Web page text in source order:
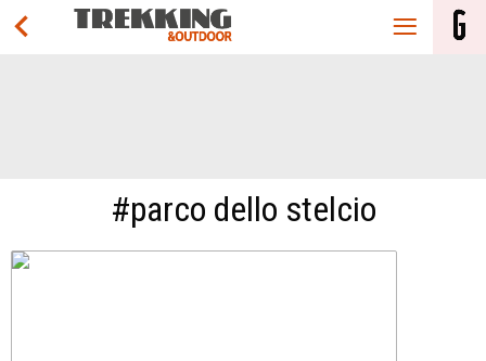
#parco dello stelcio